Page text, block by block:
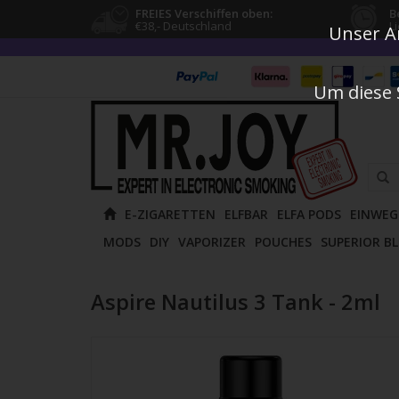
FREIES Verschiffen oben:
€38,- Deutschland
die
Pfeile
oben
und
E-ZIGARETTEN ELFBAR ELFA PODS
MODS DIY VAPORIZER POUCHES SUPERIOR
Aspire Nautilus 3 Tank - 2ml
Unser
Um diese